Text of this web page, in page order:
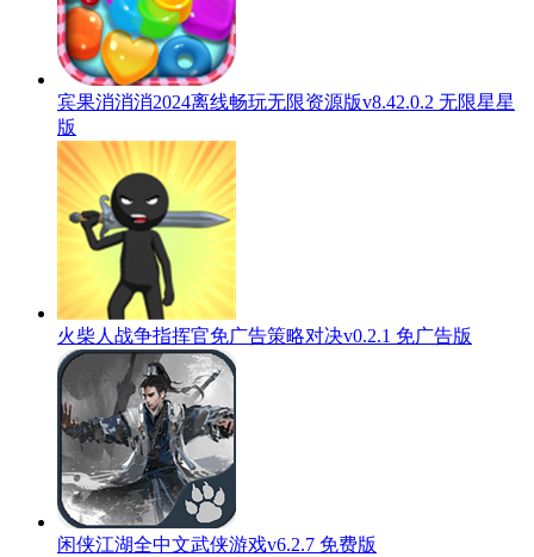
宾果消消消2024离线畅玩无限资源版v8.42.0.2 无限星星
版
火柴人战争指挥官免广告策略对决v0.2.1 免广告版
闲侠江湖全中文武侠游戏v6.2.7 免费版